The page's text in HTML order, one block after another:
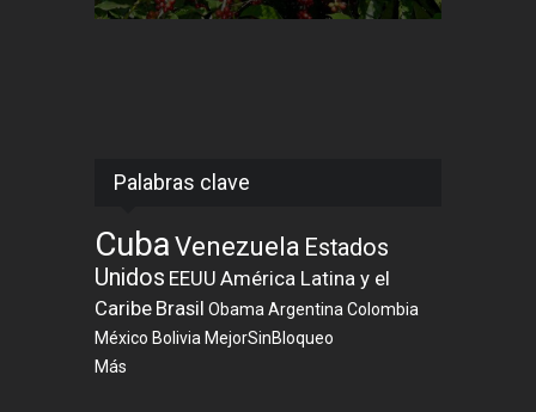
Palabras clave
CubaVenezuela Estados
Unidos EEUU América Latina y el
Caribe Brasil ObamaArgentinaColombia
México Bolivia MejorSinBloqueo
Más